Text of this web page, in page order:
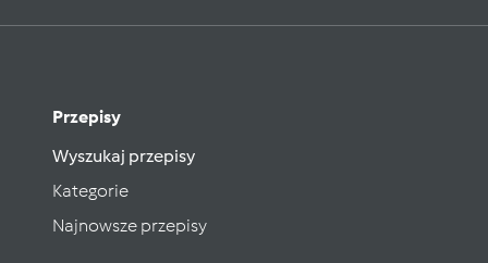
Przepisy
Wyszukaj przepisy
Kategorie
Najnowsze przepisy